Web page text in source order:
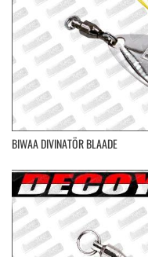
BIWAA DIVINATÖR BLAADE